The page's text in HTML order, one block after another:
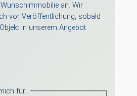
an. Wir
vor Veröffentlichung, sobald
in unserem Angebot
für…